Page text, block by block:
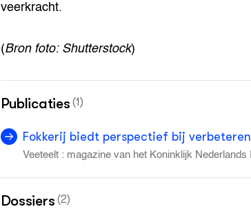
veerkracht.
(Bron foto: Shutterstock)
Publicaties (1)
Fokkerij biedt perspectief bij
Veeteelt : magazine van het Koninklijk Nederlands
Dossiers (2)